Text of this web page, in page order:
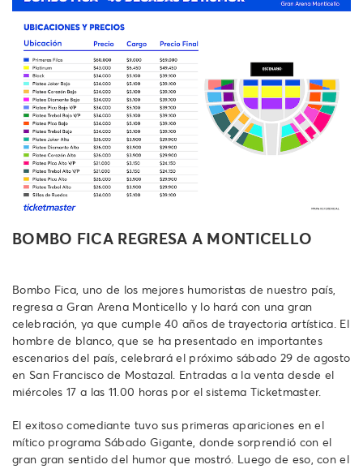
BOMBO FICA REGRESA A MONTICELLO
Bombo Fica, uno de los mejores humoristas de nuestro país,
regresa a Gran Arena Monticello y lo hará con una gran
celebración, ya que cumple 40 años de trayectoria artística. El
hombre de blanco, que se ha presentado en importantes
escenarios del país, celebrará el próximo sábado 29 de agosto
en San Francisco de Mostazal. Entradas a la venta desde el
miércoles 17 a las 11.00 horas por el sistema Ticketmaster.
El exitoso comediante tuvo sus primeras apariciones en el
mítico programa Sábado Gigante, donde sorprendió con el
gran gran sentido del humor que mostró. Luego de eso, con el